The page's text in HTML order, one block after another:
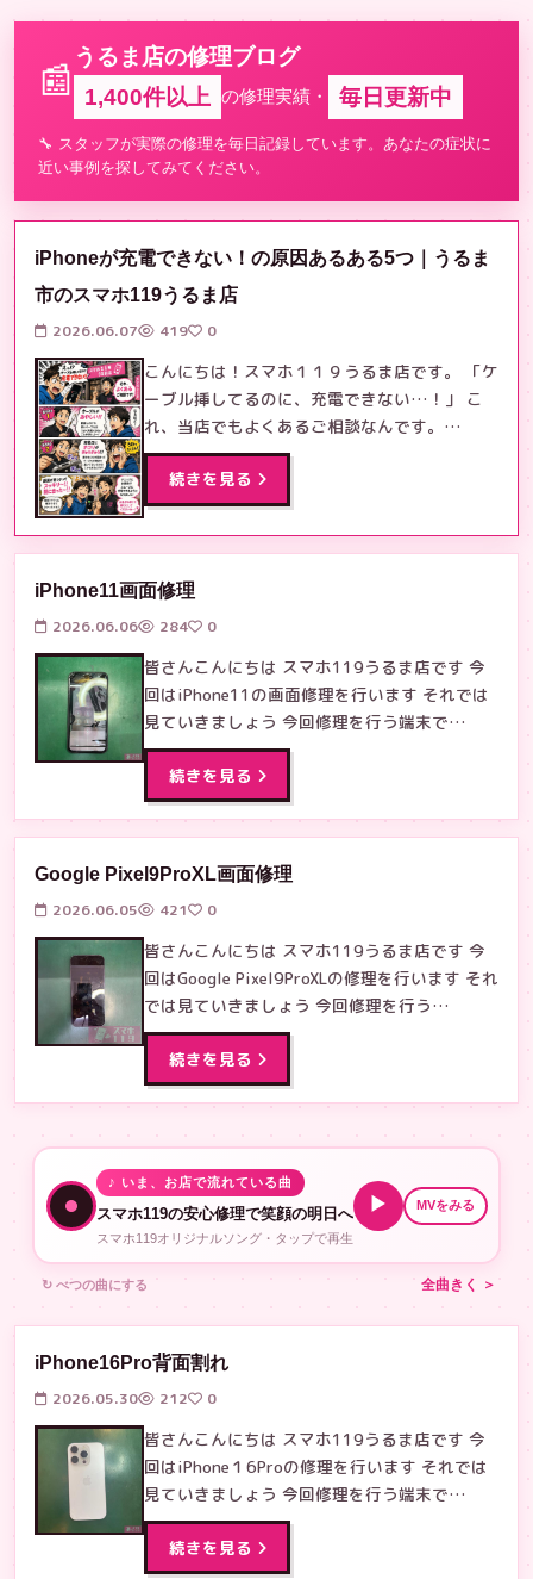
📰
うるま店の修理ブログ
1,400件以上 の修理実績・ 毎日更新中
🔧 スタッフが実際の修理を毎日記録しています。あなたの症状に
近い事例を探してみてください。
iPhoneが充電できない！の原因あるある5つ｜うるま
市のスマホ119うるま店
2026.06.07
419 0
こんにちは！スマホ１１９うるま店です。 「ケ
ーブル挿してるのに、充電できない…！」 こ
れ、当店でもよくあるご相談なんです。…
続きを見る
iPhone11画面修理
2026.06.06
284 0
皆さんこんにちは スマホ119うるま店です 今
回はiPhone11の画面修理を行います それでは
見ていきましょう 今回修理を行う端末で…
続きを見る
Google Pixel9ProXL画面修理
2026.06.05
421 0
皆さんこんにちは スマホ119うるま店です 今
回はGoogle Pixel9ProXLの修理を行います それ
では見ていきましょう 今回修理を行う…
続きを見る
♪ いま、お店で流れている曲
スマホ119の安心修理で笑顔の明日へ
スマホ119オリジナルソング・タップで再生
▶ MVをみる
↻ べつの曲にする 全曲きく ＞
iPhone16Pro背面割れ
2026.05.30
212 0
皆さんこんにちは スマホ119うるま店です 今
回はiPhone１6Proの修理を行います それでは
見ていきましょう 今回修理を行う端末で…
続きを見る